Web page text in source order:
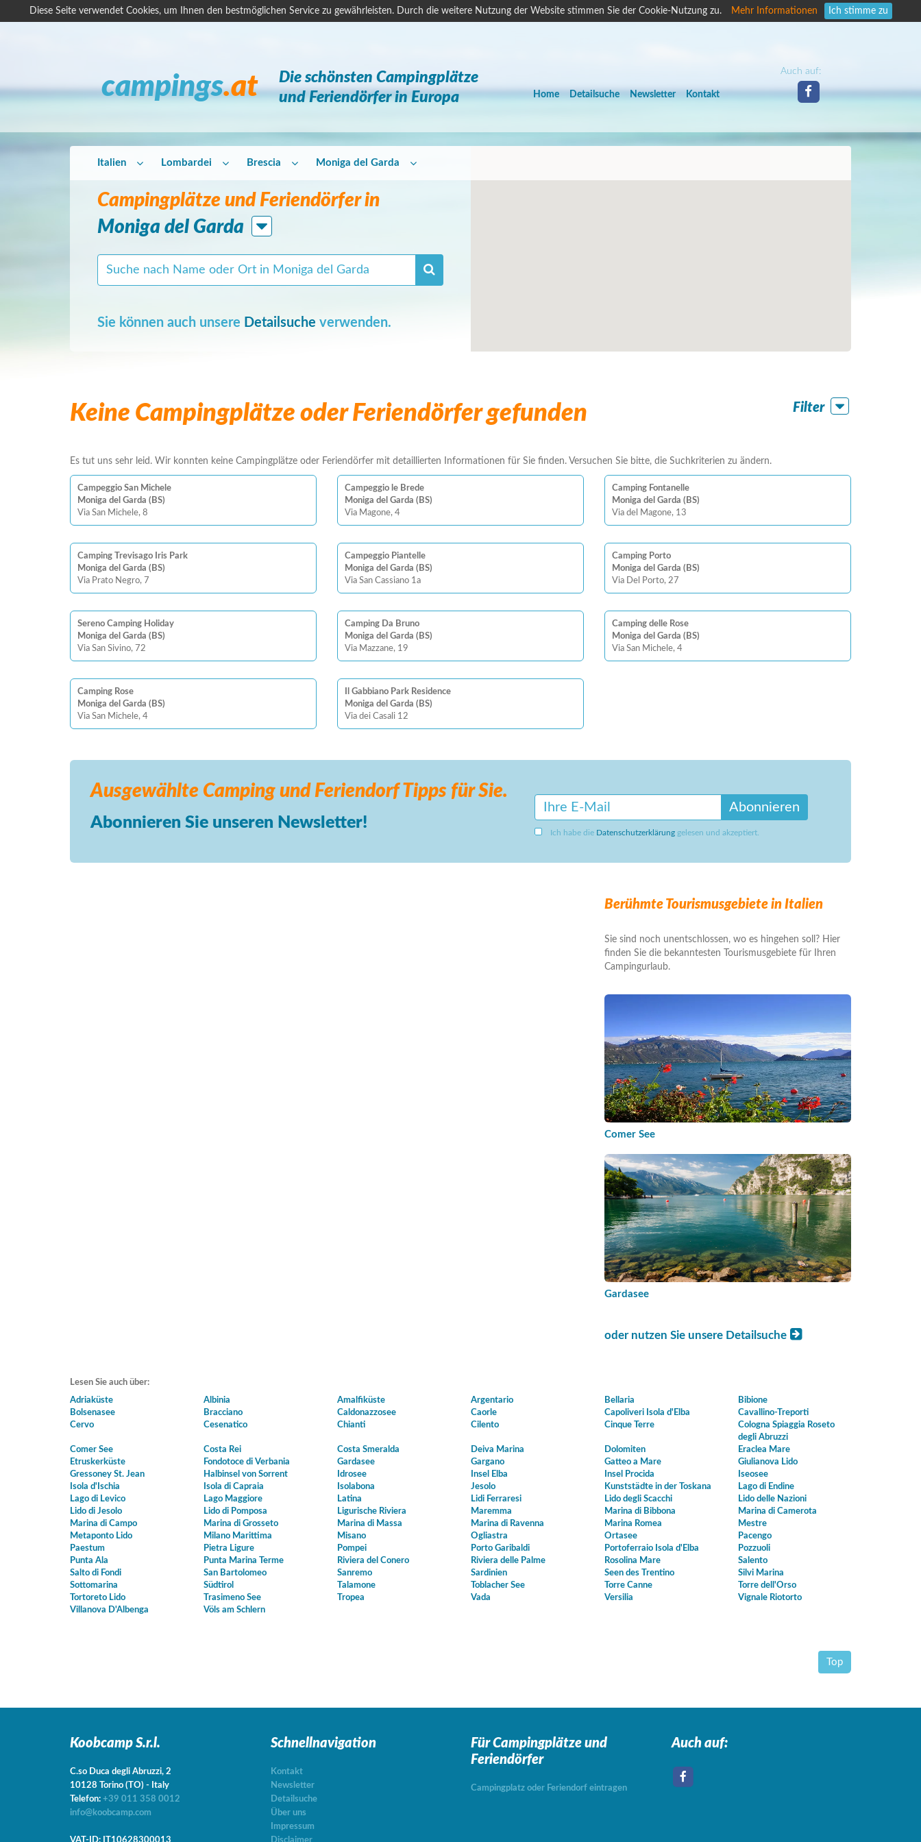
Diese Seite verwendet Cookies, um Ihnen den bestmöglichen Service zu gewährleisten. Durch die weitere Nutzung der Website stimmen Sie der Cookie-Nutzung zu. Mehr Informationen Ich stimme zu
campings.at
Die schönsten Campingplätze
und Feriendörfer in Europa
Home Detailsuche Newsletter Kontakt
Auch auf:
Campingplätze und Feriendörfer in
Moniga del Garda
Sie können auch unsere Detailsuche verwenden.
Italien Lombardei Brescia Moniga del Garda
Keine Campingplätze oder Feriendörfer gefunden Filter
Es tut uns sehr leid. Wir konnten keine Campingplätze oder Feriendörfer mit detaillierten Informationen für Sie finden. Versuchen Sie bitte, die Suchkriterien zu ändern.
Campeggio San Michele
Moniga del Garda (BS)
Via San Michele, 8
Campeggio le Brede
Moniga del Garda (BS)
Via Magone, 4
Camping Fontanelle
Moniga del Garda (BS)
Via del Magone, 13
Camping Trevisago Iris Park
Moniga del Garda (BS)
Via Prato Negro, 7
Campeggio Piantelle
Moniga del Garda (BS)
Via San Cassiano 1a
Camping Porto
Moniga del Garda (BS)
Via Del Porto, 27
Sereno Camping Holiday
Moniga del Garda (BS)
Via San Sivino, 72
Camping Da Bruno
Moniga del Garda (BS)
Via Mazzane, 19
Camping delle Rose
Moniga del Garda (BS)
Via San Michele, 4
Camping Rose
Moniga del Garda (BS)
Via San Michele, 4
Il Gabbiano Park Residence
Moniga del Garda (BS)
Via dei Casali 12
Ausgewählte Camping und FeriendorfTipps für Sie.
Abonnieren Sie unseren Newsletter!
Abonnieren
Ich habe die Datenschutzerklärunggelesen und akzeptiert.
Berühmte Tourismusgebiete in Italien
Sie sind noch unentschlossen, wo es hingehen soll? Hier
finden Sie die bekanntesten Tourismusgebiete für Ihren
Campingurlaub.
Comer See
Gardasee
oder nutzen Sie unsere Detailsuche
Lesen Sie auch über:
Adriaküste
Albinia Amalfiküste Argentario Bellaria
Bibione
Bolsenasee
Bracciano Caldonazzosee Caorle Capoliveri Isola d'Elba
Cavallino-Treporti
Cervo
Cesenatico Chianti Cilento Cinque Terre
Cologna Spiaggia Roseto
degli Abruzzi
Comer See
Costa Rei Costa Smeralda Deiva Marina Dolomiten
Eraclea Mare
Etruskerküste
Fondotoce di Verbania Gardasee Gargano Gatteo a Mare
Giulianova Lido
Gressoney St. Jean
Halbinsel von Sorrent Idrosee Insel Elba Insel Procida
Iseosee
Isola d'Ischia
Isola di Capraia Isolabona Jesolo Kunststädte in der Toskana
Lago di Endine
Lago di Levico
Lago Maggiore Latina Lidi Ferraresi Lido degli Scacchi
Lido delle Nazioni
Lido di Jesolo
Lido di Pomposa Ligurische Riviera Maremma Marina di Bibbona
Marina di Camerota
Marina di Campo
Marina di Grosseto Marina di Massa Marina di Ravenna Marina Romea
Mestre
Metaponto Lido
Milano Marittima Misano Ogliastra Ortasee
Pacengo
Paestum
Pietra Ligure Pompei Porto Garibaldi Portoferraio Isola d'Elba
Pozzuoli
Punta Ala
Punta Marina Terme Riviera del Conero Riviera delle Palme Rosolina Mare
Salento
Salto di Fondi
San Bartolomeo Sanremo Sardinien Seen des Trentino
Silvi Marina
Sottomarina
Südtirol Talamone Toblacher See Torre Canne
Torre dell'Orso
Tortoreto Lido
Trasimeno See Tropea Vada Versilia
Vignale Riotorto
Villanova D'Albenga
Völs am Schlern
Top
Koobcamp S.r.l.
C.so Duca degli Abruzzi, 2
10128 Torino (TO) - Italy
Telefon: +39 011 358 0012
info@koobcamp.com
Schnellnavigation
Kontakt
Newsletter
Detailsuche
Über uns
Impressum
Für Campingplätze und
Feriendörfer
Campingplatz oder Feriendorf eintragen
Auch auf: